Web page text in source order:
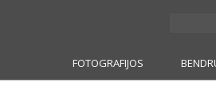
FOTOGRAFIJOS